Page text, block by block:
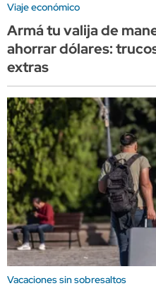
Viaje económico
Armá tu valija de
ahorrar dólares:
extras
Vacaciones sin sobresaltos